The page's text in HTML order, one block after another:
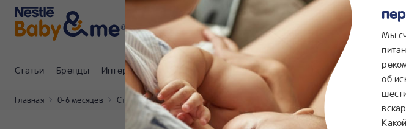
Статьи Бренды Интернет-магазин Клуб Nestlé Baby&me Сервисы
Главная 0-6 месяцев Статьи Сон на спине в первые месяцы жизни малыша — почему это
Мы
об